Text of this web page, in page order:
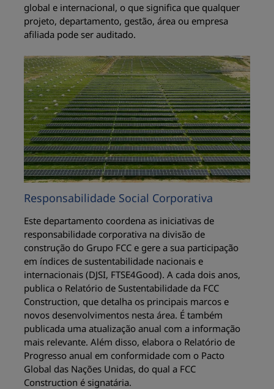
global e internacional, o que significa que qualquer
projeto, departamento, gestão, área ou empresa
afiliada pode ser auditado.
Responsabilidade Social Corporativa
Este departamento coordena as iniciativas de
responsabilidade corporativa na divisão de
construção do Grupo FCC e gere a sua participação
em índices de sustentabilidade nacionais e
internacionais (DJSI, FTSE4Good). A cada dois anos,
publica o Relatório de Sustentabilidade da FCC
Construction, que detalha os principais marcos e
novos desenvolvimentos nesta área. É também
publicada uma atualização anual com a informação
mais relevante. Além disso, elabora o Relatório de
Progresso anual em conformidade com o Pacto
Global das Nações Unidas, do qual a FCC
Construction é signatária.